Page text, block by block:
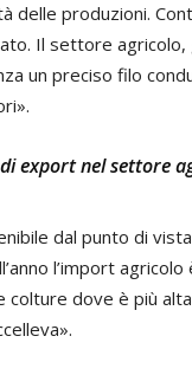
delle produzioni.
Il settore agricolo,
un preciso filo
export nel settore
dal punto di
l’import agricolo
colture dove è più